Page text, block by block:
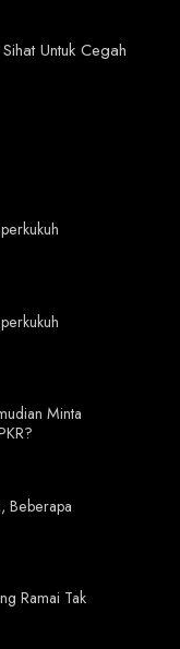
Untuk Cegah
Minta
Beberapa
Ramai Tak